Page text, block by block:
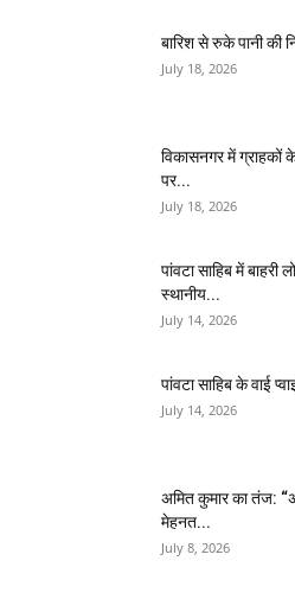
बारिश से रुके पानी की
July 18, 2026
विकासनगर में
पर...
July 18, 2026
पांवटा साहिब में
स्थानीय...
July 14, 2026
पांवटा साहिब के वाई
July 14, 2026
अमित कुमार का तंज:
मेहनत...
July 8, 2026